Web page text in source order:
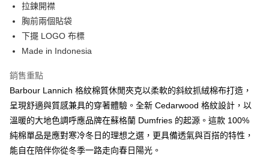
國泰世華商業銀行
臺灣中小企業銀行
匯豐（台灣）商業銀行
聯邦商業銀行
元大商業銀行
台新國際商業銀行
台灣樂天信用卡公司
街口支付
悠遊付
全盈+PAY
AFTEE先享後付
相關說明
【關於「AFTEE先享後付」】
便利好安心！
ATM付款
拉鍊開襟
胸前兩個貼袋
下擺 LOGO 布標
Made in Indonesia
銷售重點
Barbour Lannich 格紋棉質休閒夾克以柔軟的斜紋抓絨棉布打造，
呈現舒適與質感兼具的穿著體驗。全新 Cedarwood 格紋設計，以
溫暖的大地色調呼應品牌在蘇格蘭 Dumfries 的起源。這款 100%
純棉單品是應對寒冷冬日的理想之選，更具備透氣與百搭的特性，
能自在陪伴你從冬季一路走向春日陽光。